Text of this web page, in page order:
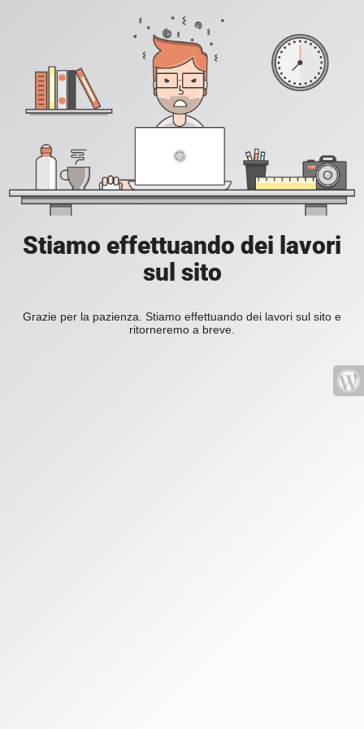
Stiamo effettuando dei lavori
sul sito
Grazie per la pazienza. Stiamo effettuando dei lavori sul sito e
ritorneremo a breve.